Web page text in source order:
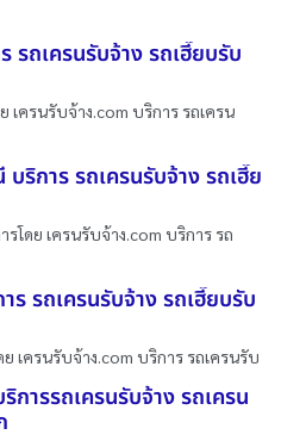
รถเครนรับจ้าง รถเฮี๊ยบรับ
เครนรับจ้าง.com บริการ รถเครน
ริการ รถเครนรับจ้าง รถเฮี๊ย
โดย เครนรับจ้าง.com บริการ รถ
รถเครนรับจ้าง รถเฮี๊ยบรับ
เครนรับจ้าง.com บริการ รถเครนรับ
ารรถเครนรับจ้าง รถเครน